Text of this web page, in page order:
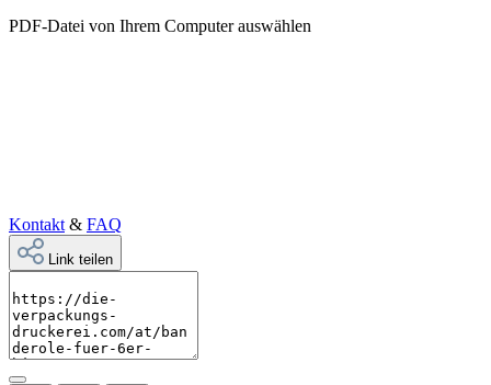
PDF-Datei von Ihrem Computer auswählen
Kontakt & FAQ
Link teilen